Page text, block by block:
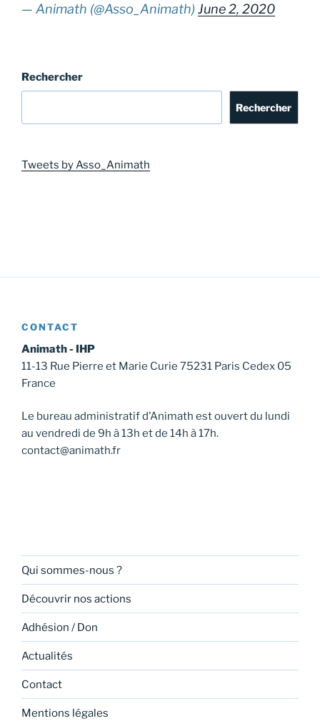
— Animath (@Asso_Animath) June 2, 2020
Rechercher
Rechercher
Tweets by Asso_Animath
CONTACT
Animath - IHP
11-13 Rue Pierre et Marie Curie 75231 Paris Cedex 05
France
Le bureau administratif d’Animath est ouvert du lundi
au vendredi de 9h à 13h et de 14h à 17h.
contact@animath.fr
Qui sommes-nous ?
Découvrir nos actions
Adhésion / Don
Actualités
Contact
Mentions légales